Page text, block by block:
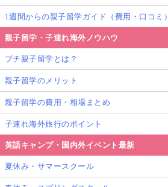
1週間からの親子留学ガイド（費用・口コミ）
親子留学・子連れ海外ノウハウ
プチ親子留学とは？
親子留学のメリット
親子留学の費用・相場まとめ
子連れ海外旅行のポイント
英語キャンプ・国内外イベント最新
夏休み・サマースクール